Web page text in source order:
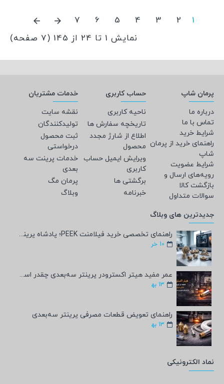
1
2
3
4
5
6
7
نمایش 1 تا 24 از 145 (7 صفحه)
پرمان شاپ
درباره ما
تماس با ما
شرایط خرید
راهنمای خرید از پرمان
شاپ
شرایط عضویت
رویه‌های ارسال و
بازگشت کالا
سوالات متداول
حساب کاربری
ناحیه کاربری
تاریخچه سفارش ها
اطلاع از شارژ مجدد
محصول
ویرایش ایمیل حساب
کاربری
برگشتی ها
خبرنامه
خدمات مشتریان
نقشه سایت
تولیدکنندگان
ثبت محصول
درخواستی
خدمات پرینت سه
بعدی
پرمان مگ
وبلاگ
جدیدترین های وبلاگ
راهنمای تخصصی خرید فیلامنت PEEK؛ پادشاه پرینت سه‌بعدی صنعتی و پزشکی + مشخصات فنی
10 خر
عمر مفید هیتر اکسترودر پرینتر سه‌بعدی چقدر است؟
13 به‍
راهنمای تعویض قطعات مصرفی پرینتر سه‌بعدی
13 به‍
نماد الکترونیکی